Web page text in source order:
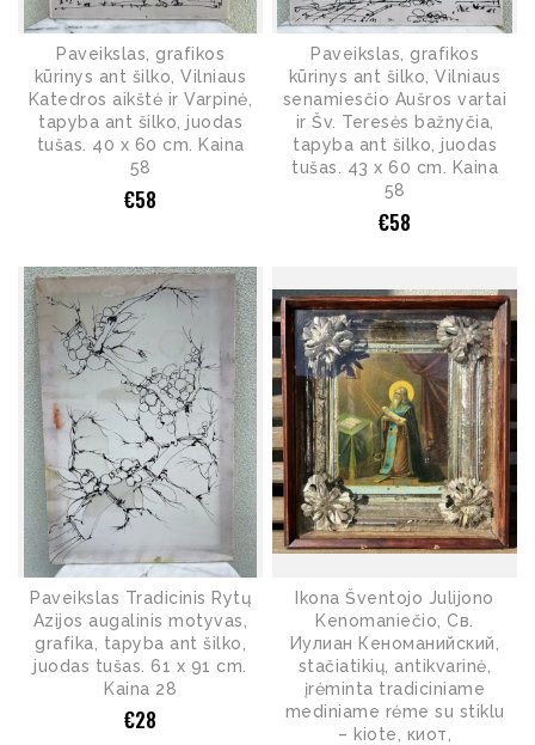
Paveikslas, grafikos
kūrinys ant šilko, Vilniaus
Katedros aikštė ir Varpinė,
tapyba ant šilko, juodas
tušas. 40 x 60 cm. Kaina
58
€58
Paveikslas, grafikos
kūrinys ant šilko, Vilniaus
senamiesčio Aušros vartai
ir Šv. Teresės bažnyčia,
tapyba ant šilko, juodas
tušas. 43 x 60 cm. Kaina
58
€58
Paveikslas Tradicinis Rytų
Azijos augalinis motyvas,
grafika, tapyba ant šilko,
juodas tušas. 61 x 91 cm.
Kaina 28
€28
Ikona Šventojo Julijono
Kenomaniečio, Св.
Иулиан Кеноманийский,
stačiatikių, antikvarinė,
įrėminta tradiciniame
mediniame rėme su stiklu
– kiote, киот,